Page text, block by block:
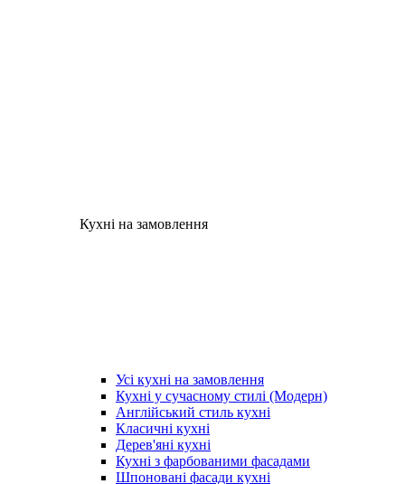
Кухні на замовлення
Усі кухні на замовлення
Кухні у сучасному стилі (Модерн)
Англійський стиль кухні
Класичні кухні
Дерев'яні кухні
Кухні з фарбованими фасадами
Шпоновані фасади кухні